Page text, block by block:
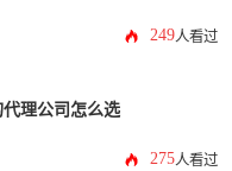
249人看过
理公司怎么选
275人看过